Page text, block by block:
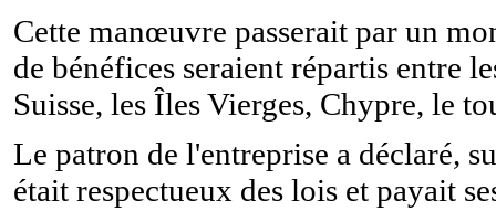
Cette manœuvre passerait par un
de bénéfices seraient répartis entre
Suisse, les Îles Vierges, Chypre, le
Le patron de l'entreprise a déclaré,
était respectueux des lois et payait